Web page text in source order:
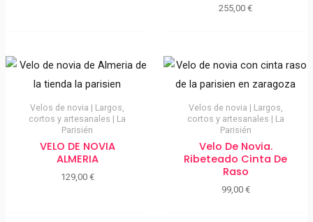
255,00€
Velos de novia | Largos,
cortos y artesanales | La
Parisién
VELO DE NOVIA
ALMERIA
129,00 €
Velos de novia | Largos,
cortos y artesanales | La
Parisién
Velo De Novia.
Ribeteado Cinta De
Raso
99,00 €